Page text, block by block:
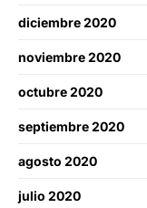
diciembre 2020
noviembre 2020
octubre 2020
septiembre 2020
agosto 2020
julio 2020